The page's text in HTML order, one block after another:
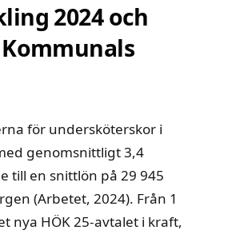
2024 och
för undersköterskor i
genomsnittligt 3,4
till en snittlön på 29 945
(Arbetet, 2024). Från 1
nya HÖK 25-avtalet i kraft,